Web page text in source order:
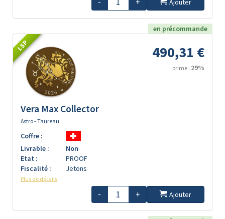
en précommande
LSP 490,31 €
prime : 29%
Vera Max Collector
Astro - Taureau
Coffre :
Livrable :
Non
Etat :
PROOF
Fiscalité :
Jetons
Plus de détails
- + Ajouter